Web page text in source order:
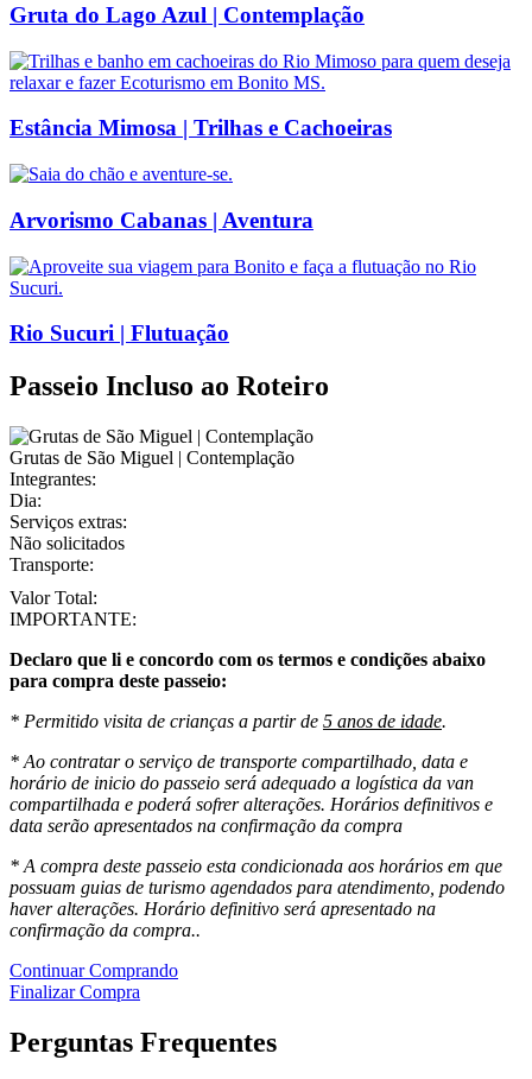
Gruta do Lago Azul | Contemplação
Estância Mimosa | Trilhas e Cachoeiras
Arvorismo Cabanas | Aventura
Rio Sucuri | Flutuação
Passeio Incluso ao Roteiro
Grutas de São Miguel | Contemplação
Integrantes:
Dia:
Serviços extras:
Não solicitados
Transporte:
Valor Total:
IMPORTANTE:
Declaro que li e concordo com os termos e condições abaixo
para compra deste passeio:
* Permitido visita de crianças a partir de 5 anos de idade.
* Ao contratar o serviço de transporte compartilhado, data e
horário de inicio do passeio será adequado a logística da van
compartilhada e poderá sofrer alterações. Horários definitivos e
data serão apresentados na confirmação da compra
* A compra deste passeio esta condicionada aos horários em que
possuam guias de turismo agendados para atendimento, podendo
haver alterações. Horário definitivo será apresentado na
confirmação da compra..
Continuar Comprando
Finalizar Compra
Perguntas Frequentes